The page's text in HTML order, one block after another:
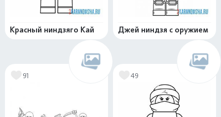
Красный ниндзяго Кай Джей ниндзя с оружием
91 49